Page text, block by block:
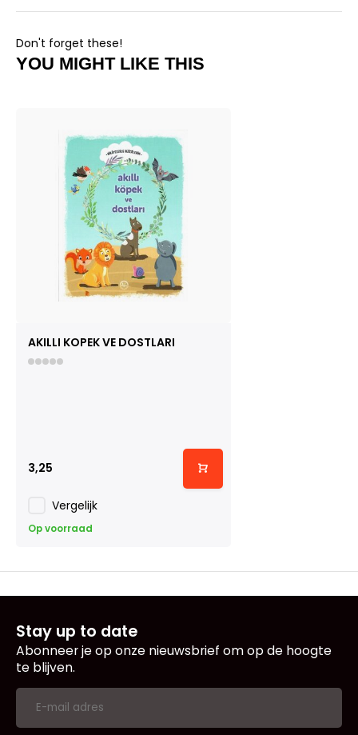
Don't forget these!
YOU MIGHT LIKE THIS
AKILLI KOPEK VE DOSTLARI
3,25
Vergelijk
Op voorraad
Stay up to date
Abonneer je op onze nieuwsbrief om op de hoogte
te blijven.